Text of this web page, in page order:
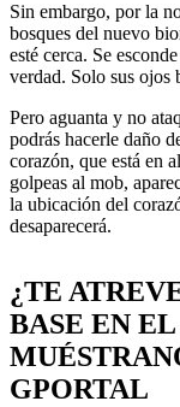
Sin embargo, por la
bosques del nuevo
esté cerca. Se
verdad. Solo sus ojos
Pero aguanta y no
podrás hacerle daño
corazón, que está en
golpeas al mob,
la ubicación del
desaparecerá.
¿TE
BASE EN
GPORTAL